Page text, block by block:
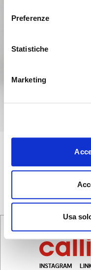
Preferenze
Statistiche
Marketing
Usa
INSTAGRAM
Vous consultez
France. Souhaitez-
pas que le mot de